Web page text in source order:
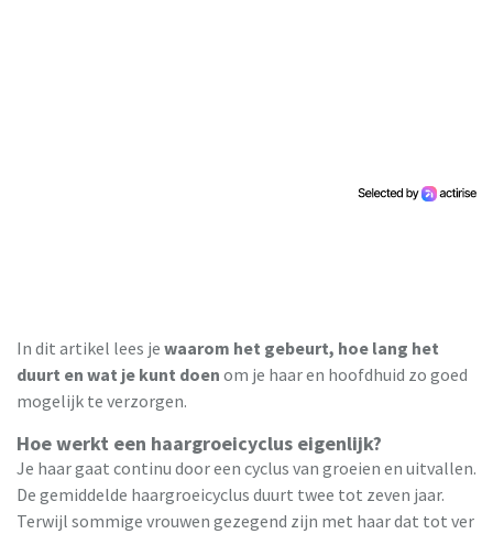
In dit artikel lees je waarom het gebeurt, hoe lang het
duurt en wat je kunt doen om je haar en hoofdhuid zo goed
mogelijk te verzorgen.
Hoe werkt een haargroeicyclus eigenlijk?
Je haar gaat continu door een cyclus van groeien en uitvallen.
De gemiddelde haargroeicyclus duurt twee tot zeven jaar.
Terwijl sommige vrouwen gezegend zijn met haar dat tot ver